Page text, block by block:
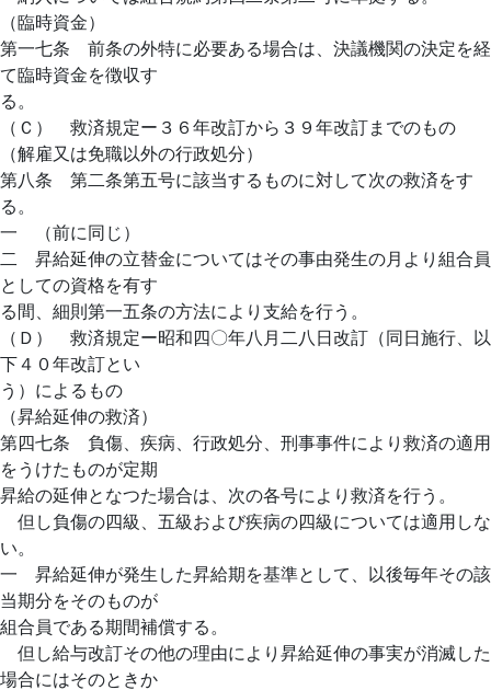
（臨時資金）
第一七条 前条の外特に必要ある場合は、決議機関の決定を経
て臨時資金を徴収す
る。
（Ｃ） 救済規定ー３６年改訂から３９年改訂までのもの
（解雇又は免職以外の行政処分）
第八条 第二条第五号に該当するものに対して次の救済をす
る。
一 （前に同じ）
二 昇給延伸の立替金についてはその事由発生の月より組合員
としての資格を有す
る間、細則第一五条の方法により支給を行う。
（Ｄ） 救済規定ー昭和四〇年八月二八日改訂（同日施行、以
下４０年改訂とい
う）によるもの
（昇給延伸の救済）
第四七条 負傷、疾病、行政処分、刑事事件により救済の適用
をうけたものが定期
昇給の延伸となつた場合は、次の各号により救済を行う。
但し負傷の四級、五級および疾病の四級については適用しな
い。
一 昇給延伸が発生した昇給期を基準として、以後毎年その該
当期分をそのものが
組合員である期間補償する。
但し給与改訂その他の理由により昇給延伸の事実が消滅した
場合にはそのときか